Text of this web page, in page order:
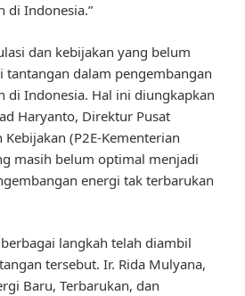
di Indonesia.”
dan kebijakan yang belum
dalam pengembangan
di Indonesia. Hal ini diungkapkan
Haryanto, Direktur Pusat
(P2E-Kementerian
masih belum optimal menjadi
energi tak terbarukan
langkah telah diambil
tersebut. Ir. Rida Mulyana,
Baru, Terbarukan, dan